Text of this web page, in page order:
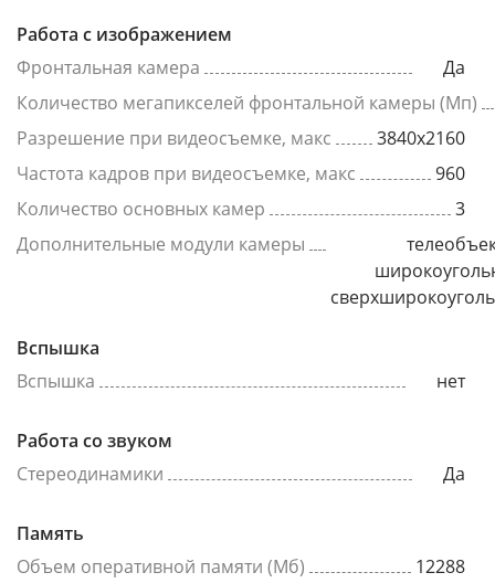
Работа с изображением
Фронтальная камера
Да
Количество мегапикселей фронтальной камеры (Мп)
Разрешение при видеосъемке, макс
3840x2160
Частота кадров при видеосъемке, макс
960
Количество основных камер
3
Дополнительные модули камеры
Вспышка
Вспышка
нет
Работа со звуком
Стереодинамики
Да
Память
Объем оперативной памяти (Мб)
12288